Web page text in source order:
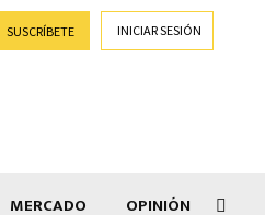
SUSCRÍBETE INICIAR SESIÓN
MERCADO OPINIÓN